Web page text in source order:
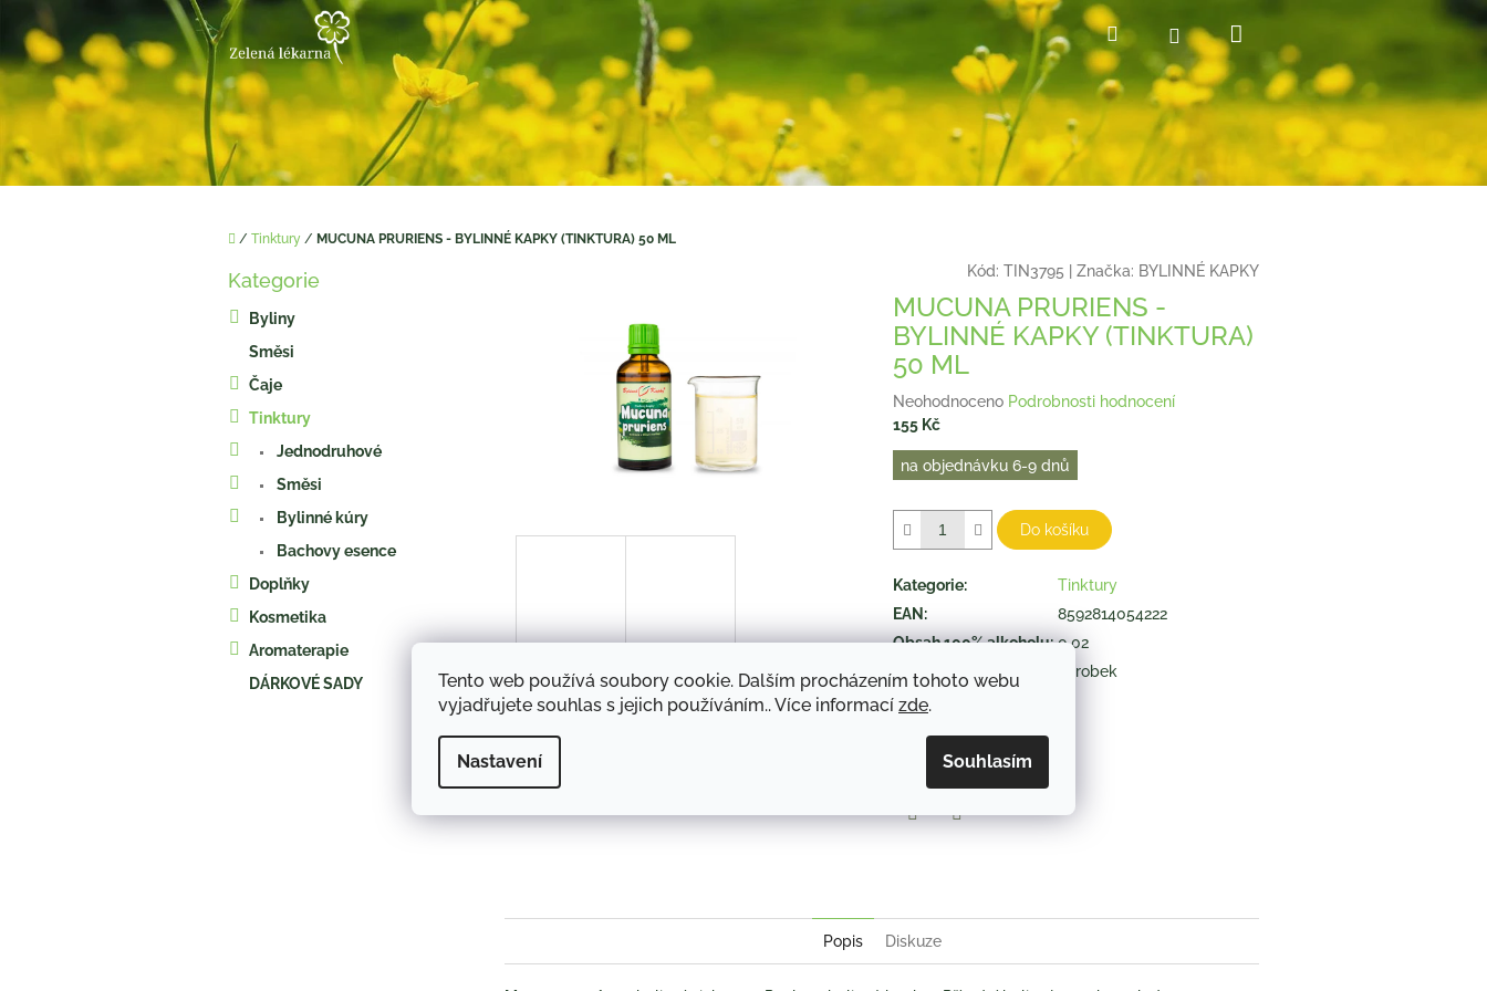
Tento web používá soubory cookie. Dalším procházením tohoto webu
vyjadřujete souhlas s jejich používáním.. Více informací zde.
Nastavení Souhlasím
obsah
HledatPřihlášení
košík
Domů
/ Tinktury / MUCUNA PRURIENS - BYLINNÉ KAPKY (TINKTURA) 50 ML
Přeskočit
Kategorie
Byliny
Směsi
Čaje
Tinktury
Jednodruhové
Směsi
Bylinné kúry
Bachovy esence
Doplňky
Kosmetika
Aromaterapie
DÁRKOVÉ SADY
Kód: TIN3795 Značka: BYLINNÉ KAPKY
MUCUNA PRURIENS -
BYLINNÉ KAPKY (TINKTURA)
50 ML
Průměrné
hodnocení
je
z
hvězdiček.
Neohodnoceno Podrobnosti hodnocení
155 Kč
Měrná
cena:
na objednávku 6-9 dnů
Do košíku
Kategorie:
Tinktury
EAN:
8592814054222
Obsah 100% alkoholu: 0,02
druh položky
výrobek
TISK ZEPTAT SE
Popis Diskuze